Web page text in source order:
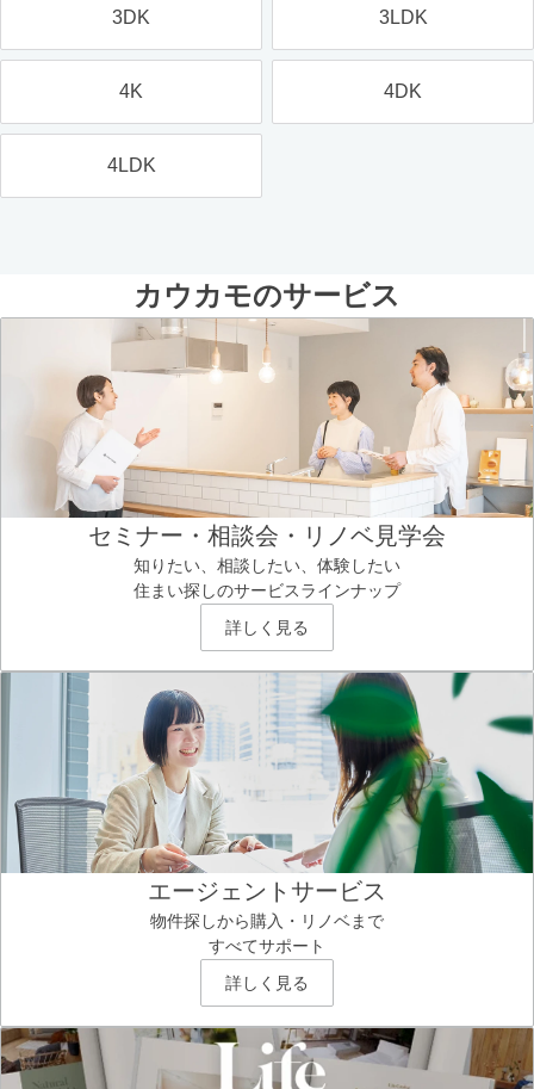
3DK 3LDK
4K 4DK
4LDK
カウカモのサービス
セミナー・相談会・リノベ見学会
知りたい、相談したい、体験したい
住まい探しのサービスラインナップ
詳しく見る
エージェントサービス
物件探しから購入・リノベまで
すべてサポート
詳しく見る